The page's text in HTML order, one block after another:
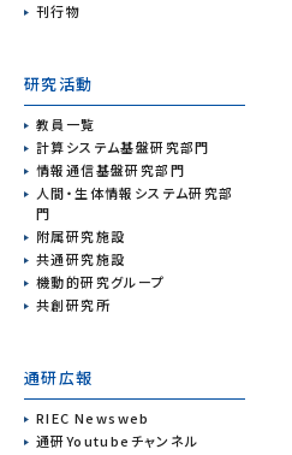
刊行物
研究活動
教員一覧
計算システム基盤研究部門
情報通信基盤研究部門
人間・生体情報システム研究部
門
附属研究施設
共通研究施設
機動的研究グループ
共創研究所
通研広報
RIEC Newsweb
通研Youtubeチャンネル